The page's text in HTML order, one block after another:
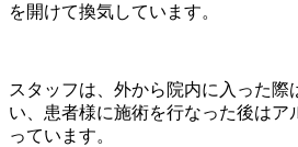
を開けて換気しています。
スタッフは、外から院内に入った際
い、患者様に施術を行なった後はア
っています。